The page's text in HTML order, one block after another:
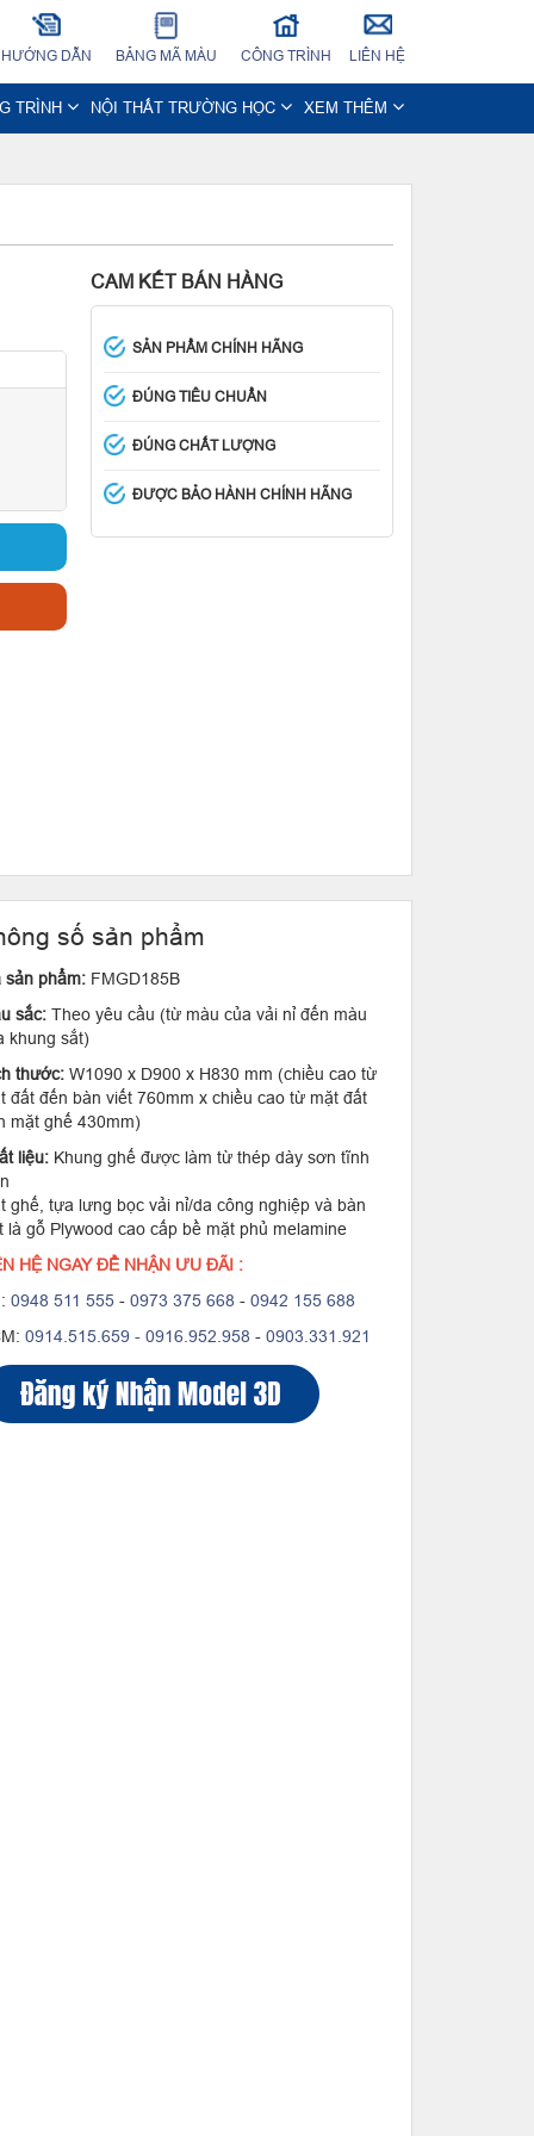
HƯỚNG DẪN BẢNG MÃ MÀU CÔNG TRÌNH LIÊN HỆ
TRÌNH NỘI THẤT TRƯỜNG HỌC XEM THÊM
CAM KẾT BÁN HÀNG
SẢN PHẨM CHÍNH HÃNG
ĐÚNG TIÊU CHUẨN
ĐÚNG CHẤT LƯỢNG
ĐƯỢC BẢO HÀNH CHÍNH HÃNG
số sản phẩm
sản phẩm:FMGD185B
sắc: Theo yêu cầu (từ màu của vải nỉ đến màu
khung sắt)
thước:W1090 x D900 x H830 mm (chiều cao từ
đất đến bàn viết 760mm x chiều cao từ mặt đất
mặt ghế 430mm)
liệu:Khung ghế được làm từ thép dày sơn tĩnh
ghế, tựa lưng bọc vải nỉ/da công nghiệp và bàn
là gỗ Plywood cao cấp bề mặt phủ melamine
HỆ NGAY ĐỂ NHẬN ƯU ĐÃI :
0948 511 555- 0973 375 668 - 0942 155 688
0914.515.659 - 0916.952.958 - 0903.331.921